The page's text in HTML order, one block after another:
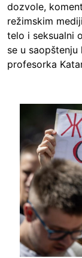
dozvole,
režimskim
telo i seksualni
se u
profesorka